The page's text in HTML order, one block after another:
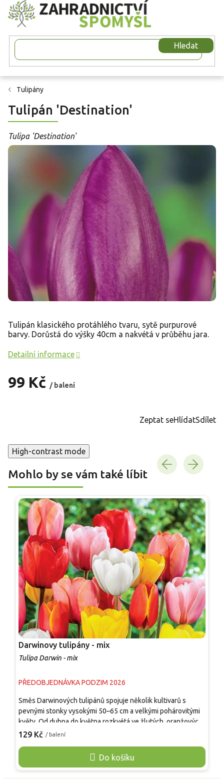
Přejít
na
obsah
Hledat
Tulipány
Tulipán 'Destination'
Tulipa 'Destination'
99 Kč / balení
Tulipán klasického protáhlého tvaru, sytě purpurové
barvy. Dorůstá do výšky 40cm a nakvétá v průběhu jara.
Detailní informace
Zeptat seHlídatSdílet
High-contrast mode
Mohlo by se vám také líbit
Darwinovy tulipány - mix
Tulipa Darwin - mix
PŘEDOBJEDNÁVKA PODZIM 2026
129 Kč / balení
Do košíku
Směs Darwinových tulipánů spojuje několik kultivarů s
pevnými stonky vysokými 50–65 cm a velkými pohárovitými
květy. Od dubna do května rozkvétá ve žlutých, oranžových,
červených, růžových i vícebarevných odstínech, jejichž
jarnímu větru a dešti, mají dlouhou výdrž ve váze a jsou
vhodné k řezu. Směs vynikne v záhonech, podél cest, mezi